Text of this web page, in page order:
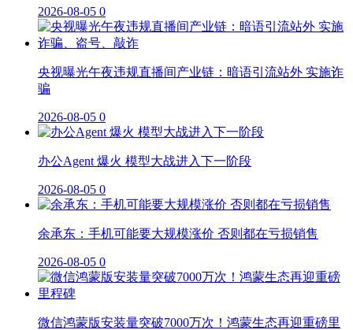
2026-08-05 0
央视曝光午夜违规直播间产业链：暗语引流站外 实施诈
骗
2026-08-05 0
办公Agent 爆火 模型大战进入下一阶段
2026-08-05 0
余承东：手机可能要大规模涨价 否则都在亏损销售
2026-08-05 0
微信鸿蒙版安装量突破7000万次！鸿蒙生态再迎重磅里